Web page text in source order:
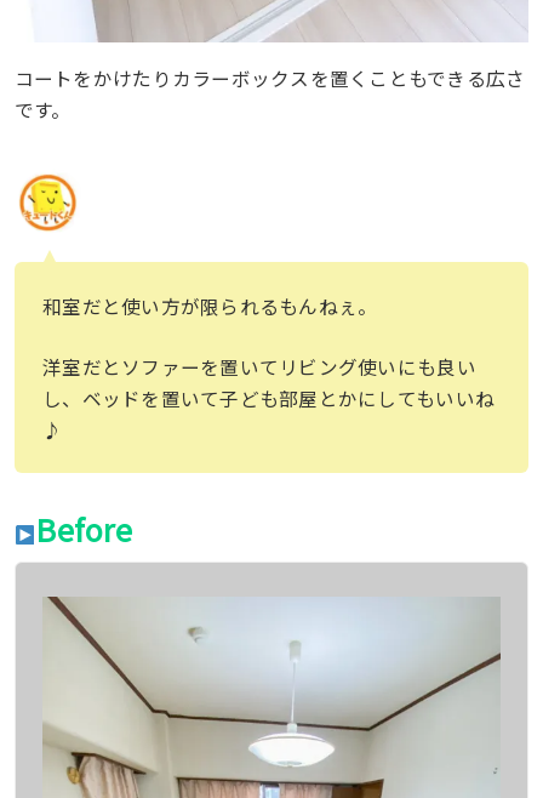
コートをかけたりカラーボックスを置くこともできる広さ
です。
和室だと使い方が限られるもんねぇ。
洋室だとソファーを置いてリビング使いにも良い
し、ベッドを置いて子ども部屋とかにしてもいいね
♪
Before